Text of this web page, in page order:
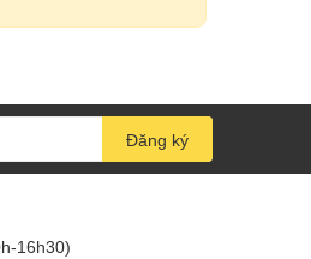
Đăng ký
16h30)